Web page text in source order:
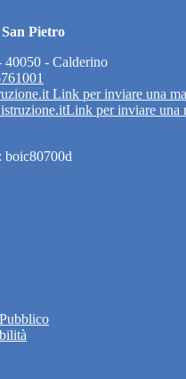
Pietro
- Calderino
Link per inviare una
Link per inviare una
boic80700d